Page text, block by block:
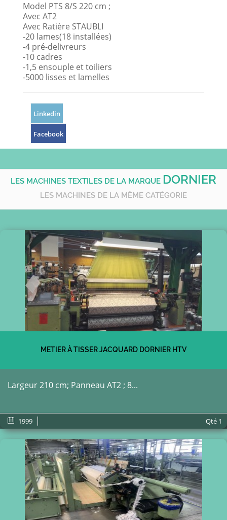
Model PTS 8/S 220 cm ;
Avec AT2
Avec Ratière STAUBLI
-20 lames(18 installées)
-4 pré-delivreurs
-10 cadres
-1,5 ensouple et toiliers
-5000 lisses et lamelles
Linkedin
Facebook
LES MACHINES TEXTILES DE LA MARQUE DORNIER
LES MACHINES DE LA MÊME CATÉGORIE
METIER À TISSER JACQUARD DORNIER HTV
Largeur 210 cm; Panneau AT2 ; 8...
1999 Qté 1